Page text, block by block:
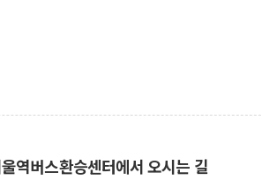
역버스환승센터에서 오시는 길